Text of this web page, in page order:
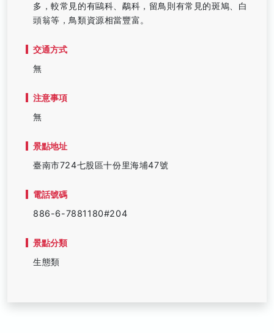
多，較常見的有鷗科、鷸科，留鳥則有常見的斑鳩、白
頭翁等，鳥類資源相當豐富。
交通方式
無
注意事項
無
景點地址
臺南市724七股區十份里海埔47號
電話號碼
886-6-7881180#204
景點分類
生態類